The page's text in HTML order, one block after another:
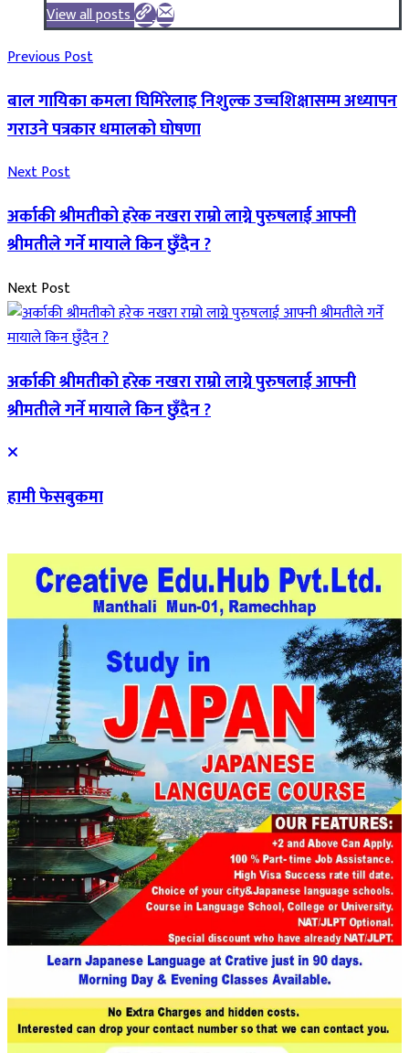
View all posts
Previous Post
बाल गायिका कमला घिमिरेलाइ निशुल्क उच्चशिक्षासम्म अध्यापन
गराउने पत्रकार धमालको घोषणा
Next Post
अर्काकी श्रीमतीको हरेक नखरा राम्रो लाग्ने पुरुषलाई आफ्नी
श्रीमतीले गर्ने मायाले किन छुँदैन ?
Next Post
अर्काकी श्रीमतीको हरेक नखरा राम्रो लाग्ने पुरुषलाई आफ्नी
श्रीमतीले गर्ने मायाले किन छुँदैन ?
हामी फेसबुकमा